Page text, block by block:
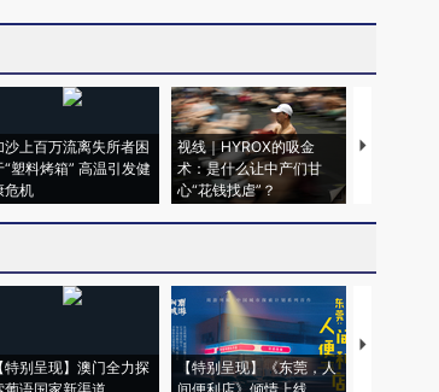
沙上百万流离失所者困
“塑料烤箱” 高温引发健
危机
视线｜HYROX的吸金
术：是什么让中产们甘
心“花钱找虐”？
马航飞行员
【特别呈现】澳门全力探
【特别呈现】《东莞，人
【推广】走